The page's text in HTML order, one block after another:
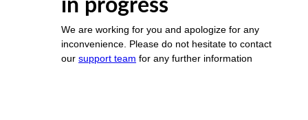
in progress
We are working for you and apologize for any
inconvenience. Please do not hesitate to contact
our support team for any further information